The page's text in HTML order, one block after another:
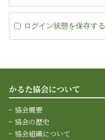
ログイン状態を保存する
かるた協会について
協会概要
協会の歴史
協会組織について